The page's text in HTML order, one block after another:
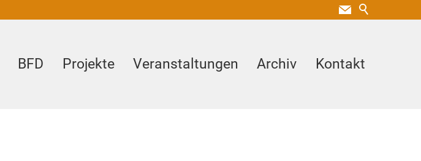
BFD Projekte Veranstaltungen Archiv Kontakt